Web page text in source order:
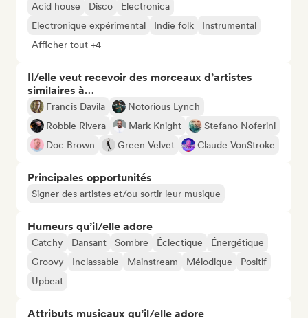
Acid house Disco
Electronica
Electronique expérimental
Indie folk
Instrumental
Afficher tout +4
Il/elle veut recevoir des morceaux d’artistes
similaires à…
Francis Davila
Notorious Lynch
Robbie Rivera
Mark Knight
Stefano Noferini
Doc Brown
Green Velvet Claude VonStroke
Principales opportunités
Signer des artistes et/ou sortir leur musique
Humeurs qu’il/elle adore
Catchy Dansant Sombre Éclectique
Énergétique
Groovy
Inclassable Mainstream Mélodique
Positif
Upbeat
Attributs musicaux qu’il/elle adore